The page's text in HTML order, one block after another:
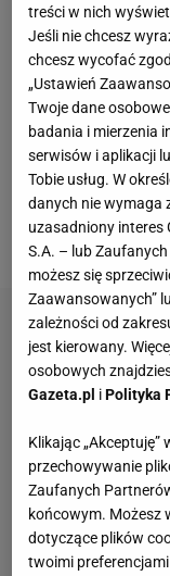
najlepszych
Tylko na tej
wygrała jeszcze
była nawet w pół
zawodniczek
Gauffwybrało
Wimbledonem,
Homburg.
treści w nich
Jeśli nie chcesz
chcesz wycofać
„Ustawień
Twoje dane
badania i mierzenia
serwisów i aplikacji
Tobie usług. W
danych nie wymaga
uzasadniony interes
S.A. – lub
możesz się
Zaawansowanych”
zależności od
jest kierowany.
osobowych
Gazeta.pl iPolityka
Klikając
przechowywanie
Zaufanych
końcowym. Możesz
dotyczące plików
twoimi